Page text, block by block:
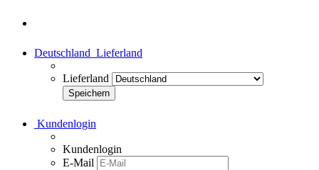
Deutschland Lieferland
Lieferland
Kundenlogin
Kundenlogin
E-Mail